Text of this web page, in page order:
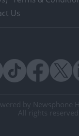
Us
by Newsphone
All rights reserved.